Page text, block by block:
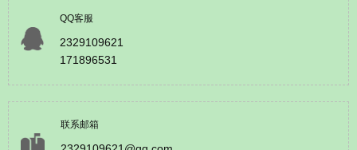
QQ客服
2329109621
171896531
联系邮箱